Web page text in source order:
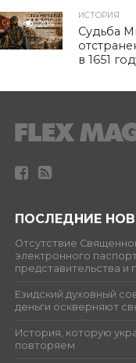
204
ИСТОРИЯ
Судьба
в 1651
ПОСЛЕДНИЕ
Отсутствие
электронного
представительства
Езидский духовный
деньги оскверняют
История, которую
повторяем